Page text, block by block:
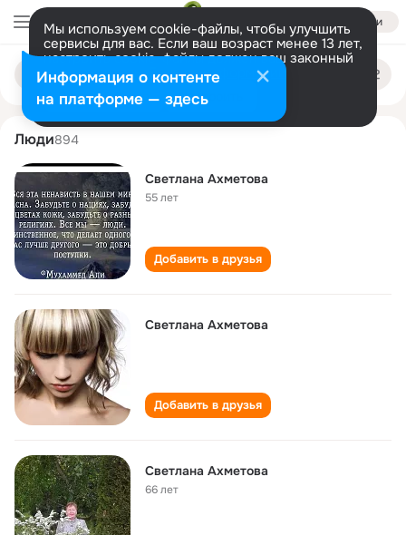
Войти
Мы используем cookie-файлы, чтобы улучшить
сервисы для вас. Если ваш возраст менее 13 лет,
настроить cookie-файлы должен ваш законный
представитель. Больше информации
Разрешить все Настроить
Поиск
людям
svetlana akhmetova
Люди894
Светлана Ахметова
55 лет
Добавить в друзья
Светлана Ахметова
Добавить в друзья
Светлана Ахметова
66 лет
Информация о контенте
на платформе — здесь